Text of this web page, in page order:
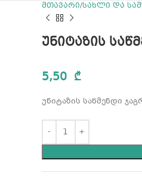
მთავარი სახლი და
უნიტაზის
5,50 ₾
უნიტაზის საწმენდი